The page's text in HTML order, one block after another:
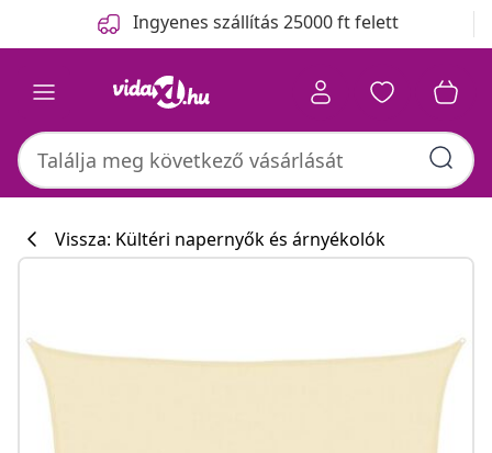
Ingyenes szállítás 25000 ft felett
Vissza: Kültéri napernyők és árnyékolók